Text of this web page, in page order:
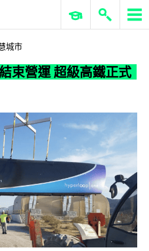
結束營運 超級高鐵正式玩完
ERP 與商業 AI
城市
束營運 超級高鐵正式